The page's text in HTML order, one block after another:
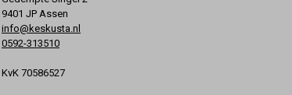
9401 JP Assen
info@keskusta.nl
0592-313510
KvK 70586527